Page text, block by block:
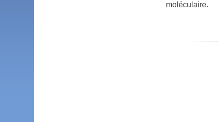
moléculaire.